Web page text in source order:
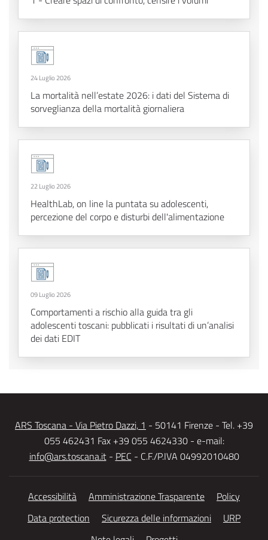
24 Luglio 2026
La mortalità nell’estate 2026: i dati del Sistema di
sorveglianza della mortalità giornaliera
22 Luglio 2026
HealthLab, on line la puntata su adolescenti,
percezione del corpo e disturbi dell'alimentazione
09 Luglio 2026
Comportamenti a rischio alla guida tra gli
adolescenti toscani: pubblicati i risultati di un’analisi
dei dati EDIT
ARS Toscana - Via Pietro Dazzi, 1 - 50141 Firenze - Tel. +39
055 462431 Fax +39 055 4624330 - e-mail:
info@ars.toscana.it- PEC - C.F./P.IVA 04992010480
Accessibilità Amministrazione Trasparente
Policy
Data protection
Sicurezza delle informazioni
URP